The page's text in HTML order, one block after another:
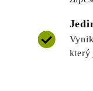
který